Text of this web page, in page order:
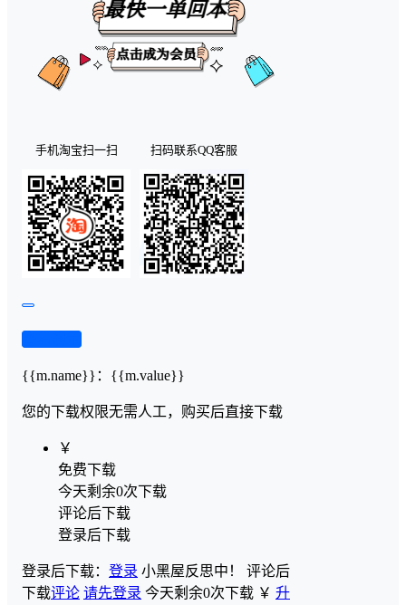
手机淘宝扫一扫 扫码联系QQ客服
{{m.name}} ： {{m.value}}
您的下载权限无需人工，购买后直接下载
￥
免费下载
今天剩余0次下载
评论后下载
登录后下载
登录后下载： 登录 小黑屋反思中！ 评论后
下载评论 请先登录 今天剩余0次下载 ￥ 升